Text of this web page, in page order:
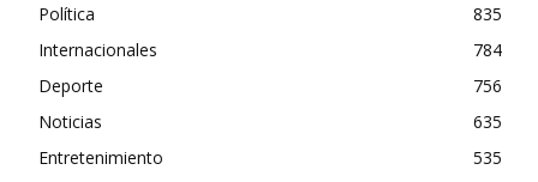
Política
835
Internacionales
784
Deporte
756
Noticias
635
Entretenimiento
535